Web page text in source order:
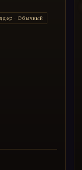
· Обычный